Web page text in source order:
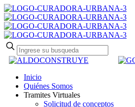
Inicio
Quiénes Somos
Tramites Virtuales
Solicitud de conceptos